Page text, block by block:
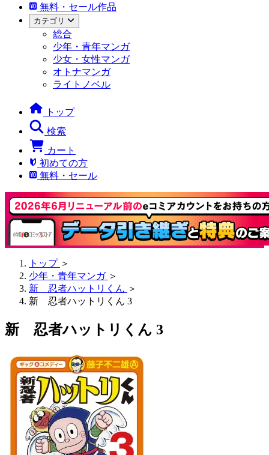
無料・セール作品
カテゴリ
総合
少年・青年マンガ
少女・女性マンガ
オトナマンガ
ライトノベル
トップ
検索
カート
初めての方
無料・セール
トップ ＞
少年・青年マンガ ＞
新 忍者ハットリくん ＞
新 忍者ハットリくん 3
新 忍者ハットリくん 3